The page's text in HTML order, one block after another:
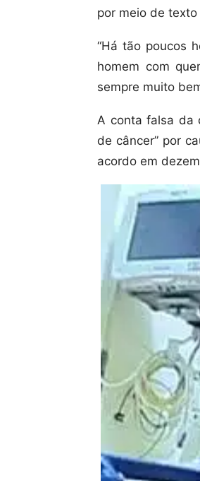
por meio de
“Há tão poucos
homem com
sempre muito
A conta falsa da
de câncer” por
acordo em